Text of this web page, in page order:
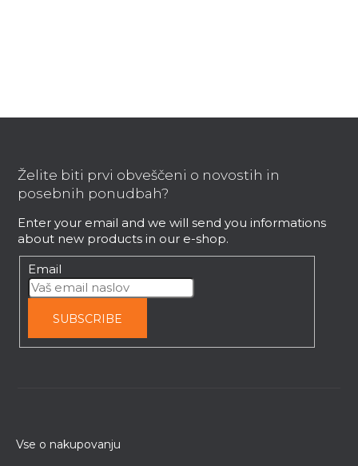
Želite biti prvi obveščeni o novostih in
posebnih ponudbah?
Enter your email and we will send you informations
about new products in our e-shop.
Email
SUBSCRIBE
Vse o nakupovanju